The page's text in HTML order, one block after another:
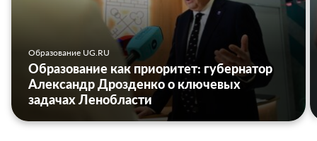
Образование UG.RU
Образование как приоритет: губернатор
Александр Дрозденко о ключевых
задачах Ленобласти